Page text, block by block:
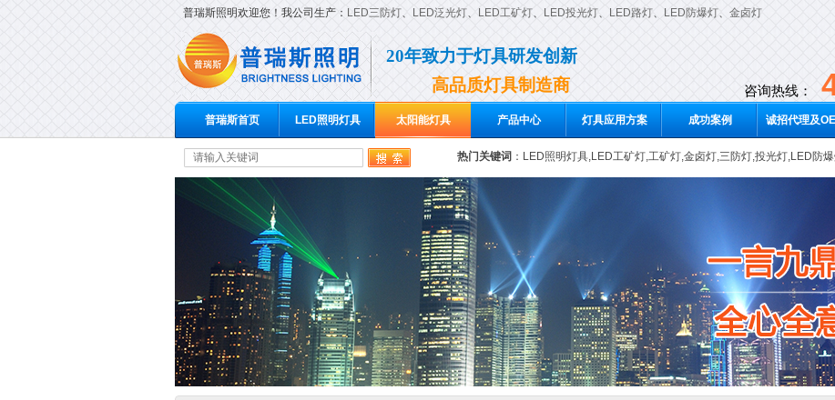
普瑞斯照明欢迎您！我公司生产： LED三防灯、 LED泛光灯、 LED工矿灯、 LED投光灯、 LED路灯、 LED防爆灯、 金卤灯
20年致力于灯具研发创新
高品质灯具制造商
咨询热线：
普瑞斯首页 LED照明灯具 太阳能灯具 产品中心 灯具应用方案 成功案例 诚招代理及
热门关键词 ： LED照明灯具,LED工矿灯,工矿灯,金卤灯,三防灯,投光灯,LED防